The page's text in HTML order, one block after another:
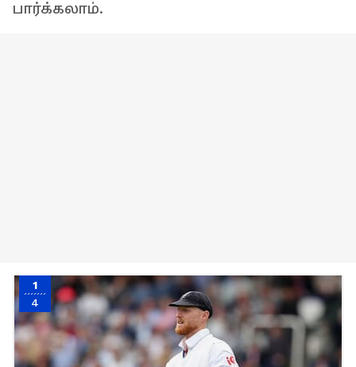
பார்க்கலாம்.
1
4